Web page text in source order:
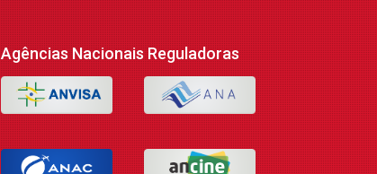
Agências Nacionais Reguladoras